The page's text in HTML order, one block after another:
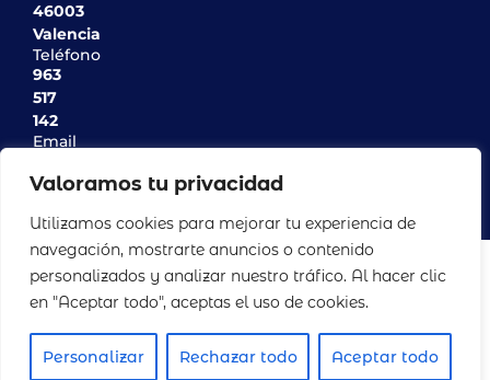
Valoramos tu privacidad
Utilizamos cookies para mejorar tu experiencia de
navegación, mostrarte anuncios o contenido
personalizados y analizar nuestro tráfico. Al hacer clic
en "Aceptar todo", aceptas el uso de cookies.
Personalizar Rechazar todo Aceptar todo
46003
Valencia
Teléfono
963
517
142
Email
© 2025 Real Sociedad Valenciana de Agricultura y
Deportes.
Powered byIncrenta